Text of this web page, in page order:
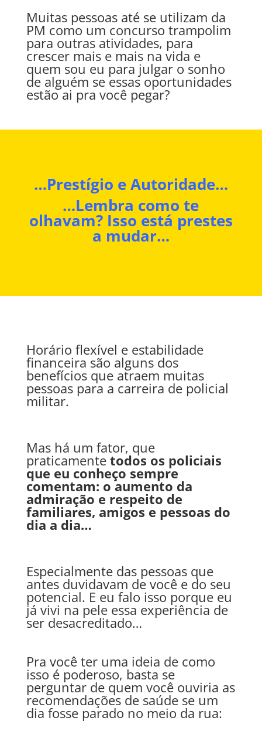
Muitas pessoas até se utilizam da
PM como um concurso trampolim
para outras atividades, para
crescer mais e mais na vida e
quem sou eu para julgar o sonho
de alguém se essas oportunidades
estão ai pra você pegar?
…Prestígio e Autoridade…
…Lembra como te
olhavam? Isso está prestes
a mudar…
Horário flexível e estabilidade
financeira são alguns dos
benefícios que atraem muitas
pessoas para a carreira de policial
militar.
Mas há um fator, que
praticamente todos os policiais
que eu conheço sempre
comentam: o aumento da
admiração e respeito de
familiares, amigos e pessoas do
dia a dia…
Especialmente das pessoas que
antes duvidavam de você e do seu
potencial. E eu falo isso porque eu
já vivi na pele essa experiência de
ser desacreditado…
Pra você ter uma ideia de como
isso é poderoso, basta se
perguntar de quem você ouviria as
recomendações de saúde se um
dia fosse parado no meio da rua: